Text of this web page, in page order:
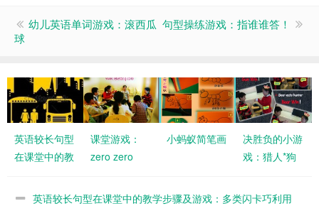
幼儿英语单词游戏：滚西瓜
球
句型操练游戏：指谁谁答！
英语较长句型
在课堂中的教
戏：多类闪卡
课堂游戏：
zero zero
小蚂蚁简笔画
决胜负的小游
戏：猎人*狗
英语较长句型在课堂中的教学步骤及游戏：多类闪卡巧利用